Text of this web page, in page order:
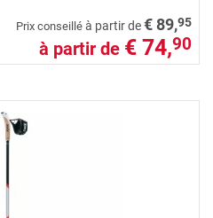
Prix conseillé à partir de€ 89,95
à partir de € 74,90